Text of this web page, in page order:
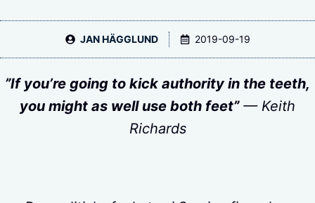
JAN HÄGGLUND 2019-09-19
”If you’re going to kick authority in the teeth,
you might as well use both feet”— Keith
Richards